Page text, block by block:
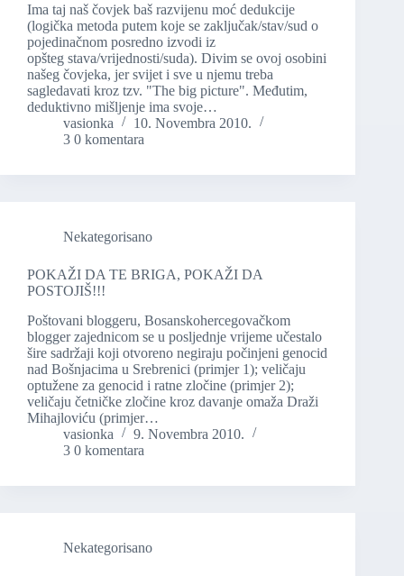
Ima taj naš čovjek baš razvijenu moć dedukcije
(logička metoda putem koje se zaključak/stav/sud o
pojedinačnom posredno izvodi iz
opšteg stava/vrijednosti/suda). Divim se ovoj osobini
našeg čovjeka, jer svijet i sve u njemu treba
sagledavati kroz tzv. "The big picture". Međutim,
deduktivno mišljenje ima svoje…
vasionka
10. Novembra 2010.
3 0 komentara
Nekategorisano
POKAŽI DA TE BRIGA, POKAŽI DA
POSTOJIŠ!!!
Poštovani bloggeru, Bosanskohercegovačkom
blogger zajednicom se u posljednje vrijeme učestalo
šire sadržaji koji otvoreno negiraju počinjeni genocid
nad Bošnjacima u Srebrenici (primjer 1); veličaju
optužene za genocid i ratne zločine (primjer 2);
veličaju četničke zločine kroz davanje omaža Draži
Mihajloviću (primjer…
vasionka
9. Novembra 2010.
3 0 komentara
Nekategorisano